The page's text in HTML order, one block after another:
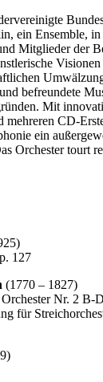
ein Ensemble, in
Mitglieder der
befreundete
Mit
mehreren CD-
ein
Orchester tourt
127
(1770 – 1827)
Nr. 2 B-
für